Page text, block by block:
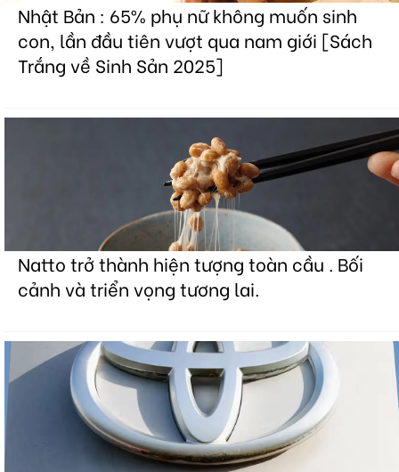
Nhật Bản : 65% phụ nữ không muốn sinh
con, lần đầu tiên vượt qua nam giới [Sách
Trắng về Sinh Sản 2025]
Natto trở thành hiện tượng toàn cầu . Bối
cảnh và triển vọng tương lai.